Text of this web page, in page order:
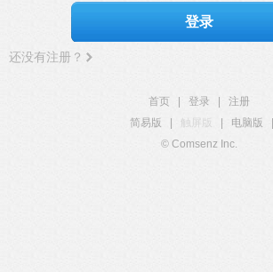
登录
还没有注册？
首页 登录
注册
简易版
触屏版 电脑版
© Comsenz Inc.